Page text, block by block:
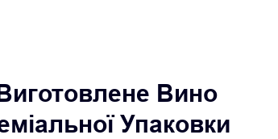
Вино
Упаковки